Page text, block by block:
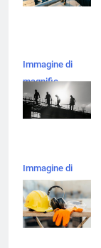
Immagine di
magnific
Immagine di
freepik